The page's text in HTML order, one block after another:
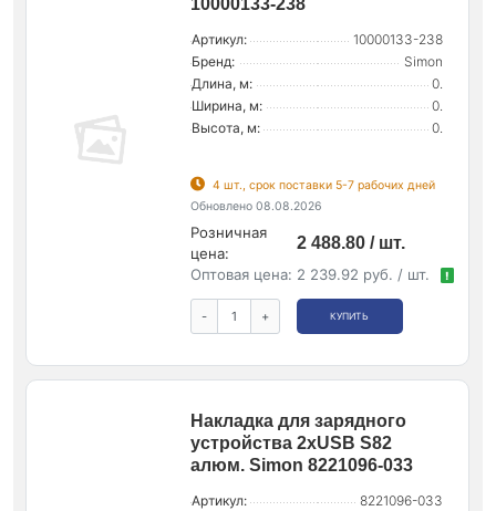
Артикул:
10000133-238
Бренд:
Simon
Длина, м:
0.
Ширина, м:
0.
Высота, м:
0.
4 шт., срок поставки 5-7 рабочих дней
Обновлено 08.08.2026
Розничная
цена:
2 488.80 / шт.
Оптовая цена: 2 239.92 руб. / шт. !
- + КУПИТЬ
Накладка для зарядного
устройства 2xUSB S82
алюм. Simon 8221096-033
Артикул:
8221096-033